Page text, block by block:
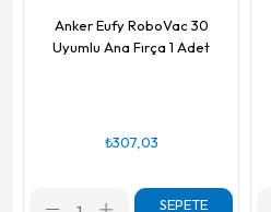
Anker Eufy RoboVac 30
Uyumlu Ana Fırça 1 Adet
₺307,03
SEPETE